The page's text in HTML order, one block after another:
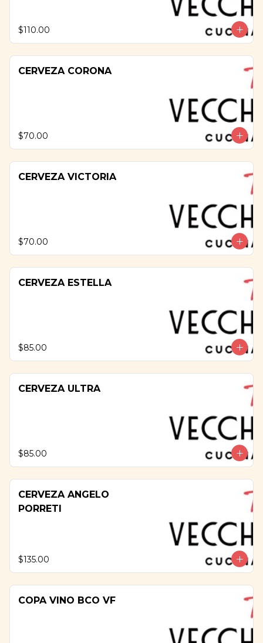
$110.00
CERVEZA CORONA
$70.00
CERVEZA VICTORIA
$70.00
CERVEZA ESTELLA
$85.00
CERVEZA ULTRA
$85.00
CERVEZA ANGELO
PORRETI
$135.00
COPA VINO BCO VF